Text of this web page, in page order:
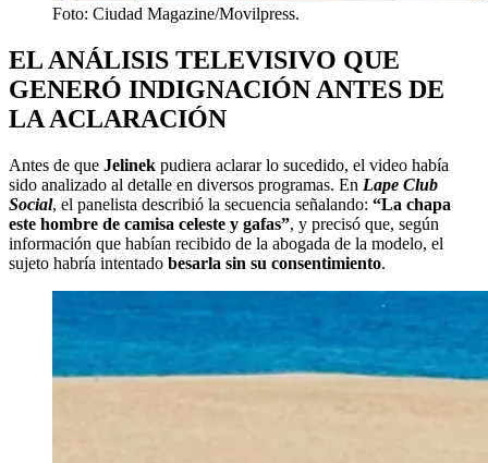
Foto: Ciudad Magazine/Movilpress.
EL ANÁLISIS TELEVISIVO QUE
GENERÓ INDIGNACIÓN ANTES DE
LA ACLARACIÓN
Antes de que Jelinek pudiera aclarar lo sucedido, el video había
sido analizado al detalle en diversos programas. En Lape Club
Social, el panelista describió la secuencia señalando: “La chapa
este hombre de camisa celeste y gafas”, y precisó que, según
información que habían recibido de la abogada de la modelo, el
sujeto habría intentado besarla sin su consentimiento.